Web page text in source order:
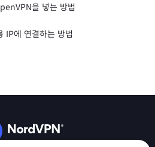
을 넣는 방법
에 연결하는 방법